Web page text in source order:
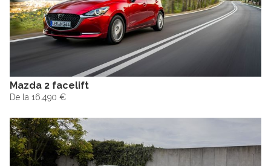
Mazda 2 facelift
De la 16.490 €